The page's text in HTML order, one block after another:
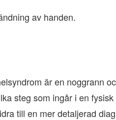
av handen.
är en noggrann
steg som ingår i en
till en mer detaljerad